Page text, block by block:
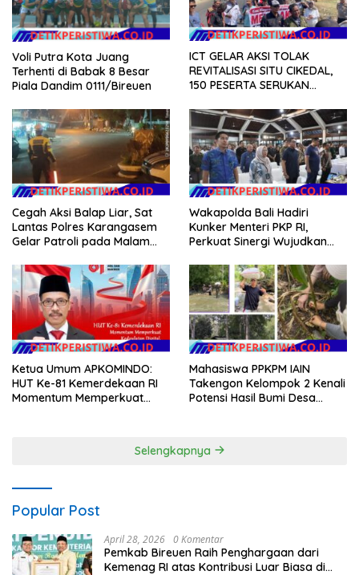
Voli Putra Kota Juang
Terhenti di Babak 8 Besar
Piala Dandim 0111/Bireuen
ICT GELAR AKSI TOLAK
REVITALISASI SITU CIKEDAL,
150 PESERTA SERUKAN
Cegah Aksi Balap Liar, Sat
Lantas Polres Karangasem
Gelar Patroli pada Malam
Wakapolda Bali Hadiri
Kunker Menteri PKP RI,
Perkuat Sinergi Wujudkan
Masyarakat
Ketua Umum APKOMINDO:
HUT Ke-81 Kemerdekaan RI
Momentum Memperkuat
Mahasiswa PPKPM IAIN
Takengon Kelompok 2 Kenali
Potensi Hasil Bumi Desa
Selengkapnya
Popular Post
April 28, 2026 0 Komentar
Pemkab Bireuen Raih Penghargaan dari
Kemenag RI atas Kontribusi Luar Biasa di